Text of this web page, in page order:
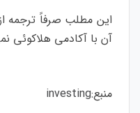
این مطلب صرفاً ترجمه
آن با آکادمی هلاکوئی
منبع:investing